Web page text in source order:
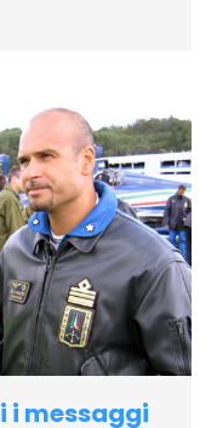
i messaggi